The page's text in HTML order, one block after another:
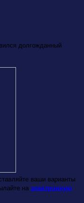
долгожданный
ваши варианты
на электронную